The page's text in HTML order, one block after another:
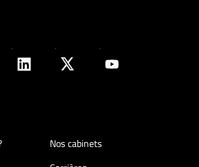
Nos cabinets